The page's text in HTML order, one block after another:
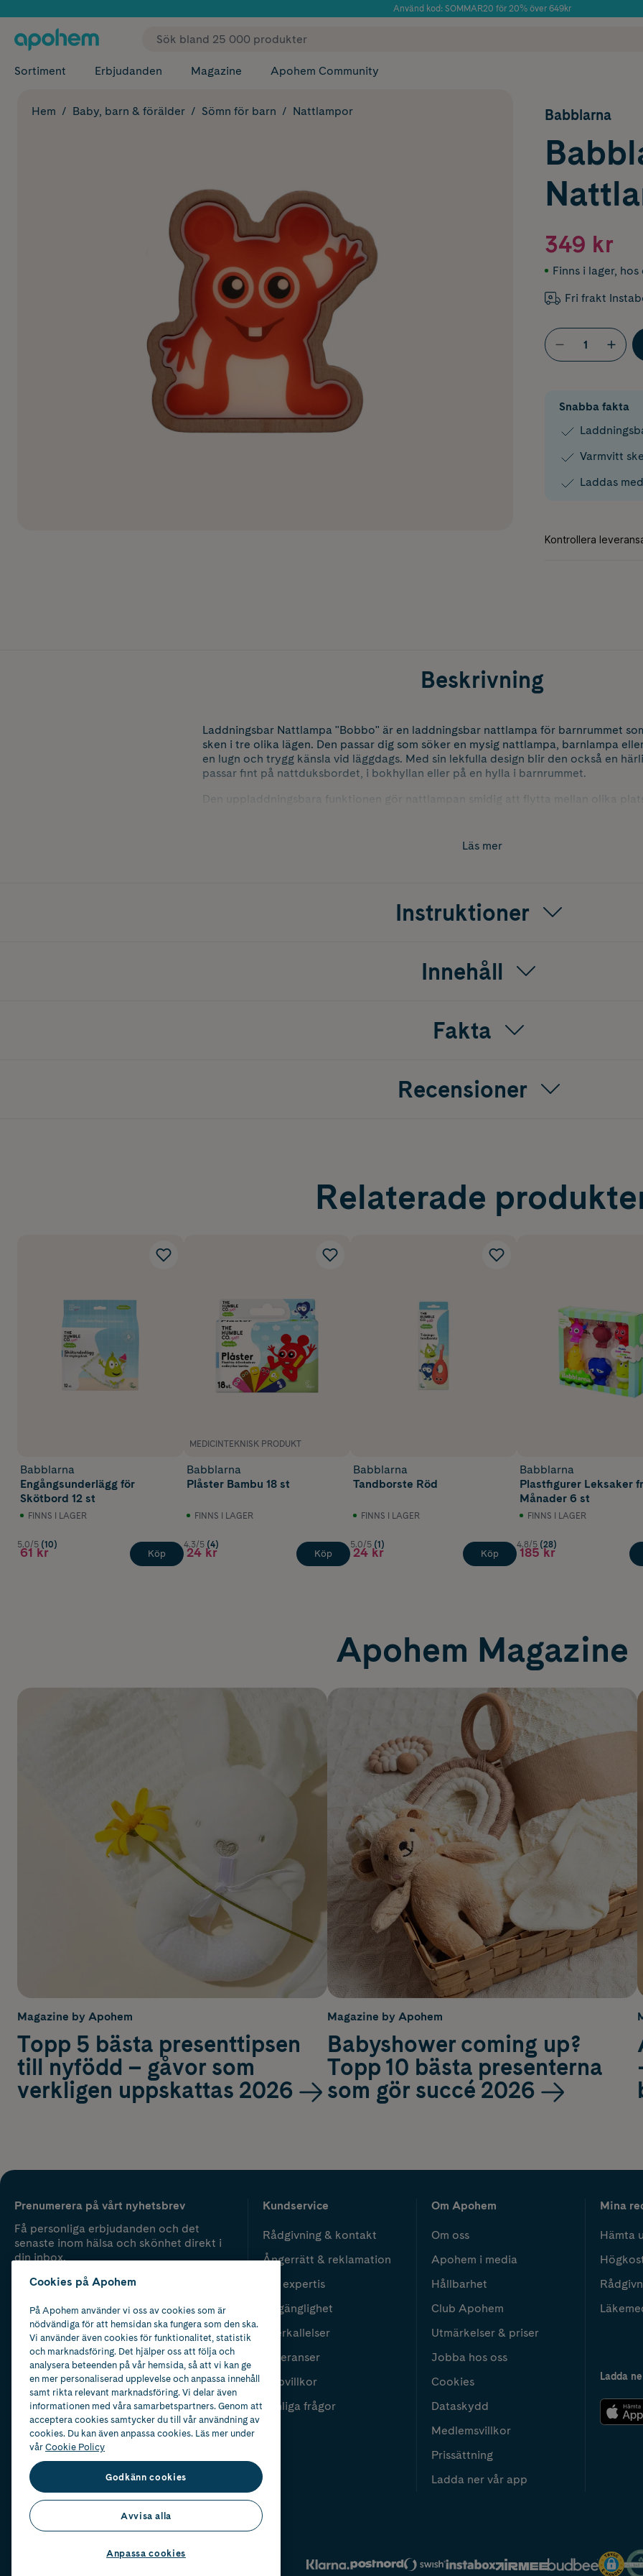
Använd kod: SOMMAR20 för 20% över 649kr
✓ Fri frakt
Sortiment Erbjudanden Magazine Apohem Community
Hem Baby, barn & förälder Sömn för barn Nattlampor Babblarna
349 kr
Finns i lager, hos
Fri frakt
Snabba fakta
Varmvitt
Laddas
Beskrivning
Laddningsbar Nattlampa "Bobbo" är en laddningsbar nattlampa för barnrummet
sken i tre olika lägen. Den passar dig som söker en mysig nattlampa, barnlampa
en lugn och trygg känsla vid läggdags. Med sin lekfulla design blir den också en
passar fint på nattduksbordet, i bokhyllan eller på en hylla i barnrummet.
Den uppladdningsbara funktionen gör nattlampan smidig att flytta mellan olika
Läs mer
Instruktioner
Innehåll
Fakta
Recensioner
Relaterade
Babblarna
Engångsunderlägg för
Skötbord 12 st
FINNS I LAGER
5.0/5 (10)
61 kr Köp
MEDICINTEKNISK PRODUKT
Babblarna
Plåster Bambu 18 st
FINNS I LAGER
4.3/5 (4)
24 kr Köp
Babblarna
Tandborste Röd
FINNS I LAGER
5.0/5 (1)
24 kr Köp
Babblarna
Plastfigurer Leksaker
Månader 6 st
FINNS I LAGER
4.8/5 (28)
185 kr
Apohem Magazine
Magazine by Apohem
Topp 5 bästa presenttipsen
till nyfödd – gåvor som
verkligen uppskattas 2026
Magazine by Apohem
Babyshower coming up?
Topp 10 bästa presenterna
som gör succé 2026
Prenumerera på vårt nyhetsbrev
Få personliga erbjudanden och det
senaste inom hälsa och skönhet direkt i
din inbox.
Kundservice
Rådgivning & kontakt
Ångerrätt & reklamation
Vår expertis
Tillgänglighet
Återkallelser
Leveranser
Köpvillkor
Vanliga frågor
Om Apohem
Om oss
Apohem i media
Hållbarhet
Club Apohem
Utmärkelser & priser
Jobba hos oss
Cookies
Dataskydd
Medlemsvillkor
Prissättning
Ladda ner vår app
Mina
Hämta
Ladda
Cookies på Apohem
På Apohem använder vi oss av cookies som är
nödvändiga för att hemsidan ska fungera som den ska.
Vi använder även cookies för funktionalitet, statistik
och marknadsföring. Det hjälper oss att följa och
analysera beteenden på vår hemsida, så att vi kan ge
en mer personaliserad upplevelse och anpassa innehåll
samt rikta relevant marknadsföring. Vi delar även
informationen med våra samarbetspartners. Genom att
acceptera cookies samtycker du till vår användning av
cookies. Du kan även anpassa cookies. Läs mer under
vårCookie Policy
Godkänn cookies
Avvisa alla
Anpassa cookies